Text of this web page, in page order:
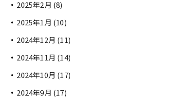
2025年2月 (8)
2025年1月 (10)
2024年12月 (11)
2024年11月 (14)
2024年10月 (17)
2024年9月 (17)